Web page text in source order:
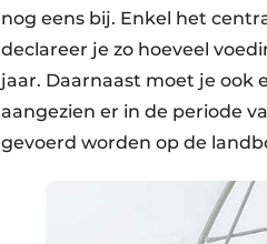
nog eens bij. Enkel het
declareer je zo hoeveel
jaar. Daarnaast moet je ook
aangezien er in de periode
gevoerd worden op de